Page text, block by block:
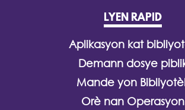
LYEN RAPID
Aplikasyon kat
Demann dosye
Mande yon
Orè nan Operasyon